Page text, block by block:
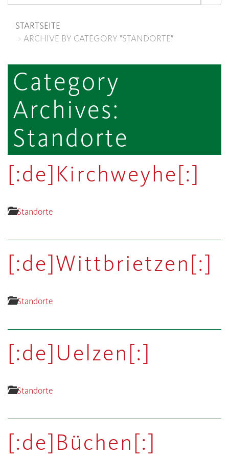
STARTSEITE
ARCHIVE BY CATEGORY "STANDORTE"
Category
Archives:
Standorte
[:de]Kirchweyhe[:]
Standorte
[:de]Wittbrietzen[:]
Standorte
[:de]Uelzen[:]
Standorte
[:de]Büchen[:]